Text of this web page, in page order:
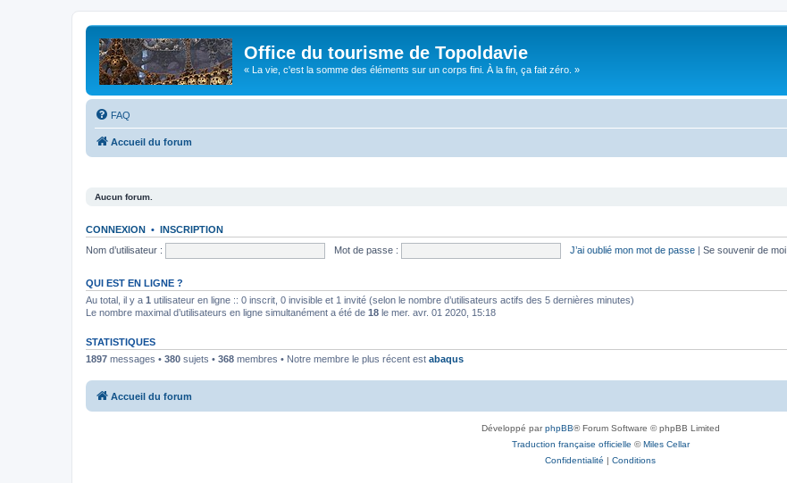
Office du tourisme de Topoldavie
« La vie, c'est la somme des éléments sur un corps fini. À la fin, ça fait zéro. »
FAQ
Accueil du forum
Aucun forum.
CONNEXION • INSCRIPTION
Nom d’utilisateur :
Mot de passe : J’ai oublié mon mot de passe | Se souvenir de moi
QUI EST EN LIGNE ?
Au total, il y a 1 utilisateur en ligne :: 0 inscrit, 0 invisible et 1 invité (selon le nombre d’utilisateurs actifs des 5 dernières minutes)
Le nombre maximal d’utilisateurs en ligne simultanément a été de 18 le mer. avr. 01 2020, 15:18
STATISTIQUES
1897 messages • 380 sujets • 368 membres • Notre membre le plus récent est abaqus
Accueil du forum
Développé parphpBB® Forum Software © phpBB Limited
Traduction française officielle ©Miles Cellar
Confidentialité | Conditions